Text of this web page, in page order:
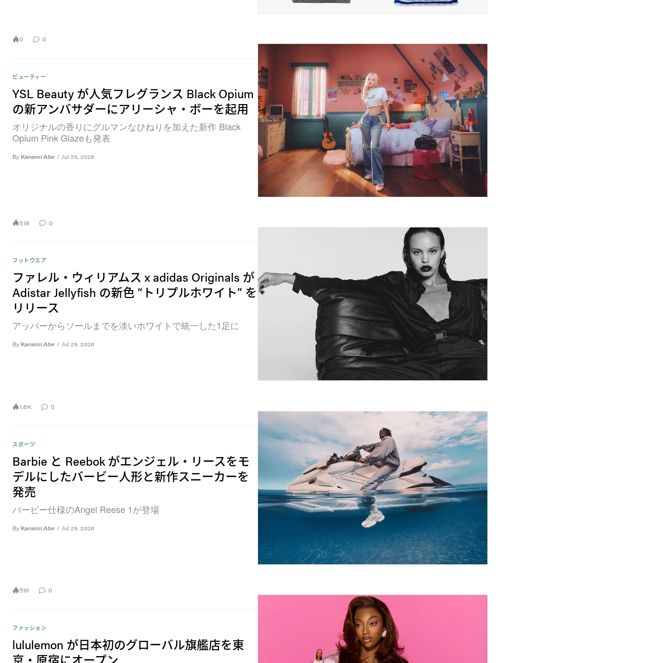
0 0
ビューティー
YSL Beauty が人気フレグランス Black Opium
の新アンバサダーにアリーシャ・ボーを起用
オリジナルの香りにグルマンなひねりを加えた新作 Black
Opium Pink Glazeも発表
By Kanami Abe / Jul 29, 2026
518 0
フットウエア
ファレル・ウィリアムス x adidas Originals が
Adistar Jellyfish の新色 “トリプルホワイト” を
リリース
アッパーからソールまでを淡いホワイトで統一した1足に
By Kanami Abe / Jul 29, 2026
1.8K 0
スポーツ
Barbie と Reebok がエンジェル・リースをモ
デルにしたバービー人形と新作スニーカーを
発売
バービー仕様のAngel Reese 1が登場
By Kanami Abe / Jul 29, 2026
591 0
ファッション
lululemon が日本初のグローバル旗艦店を東
京・原宿にオープン